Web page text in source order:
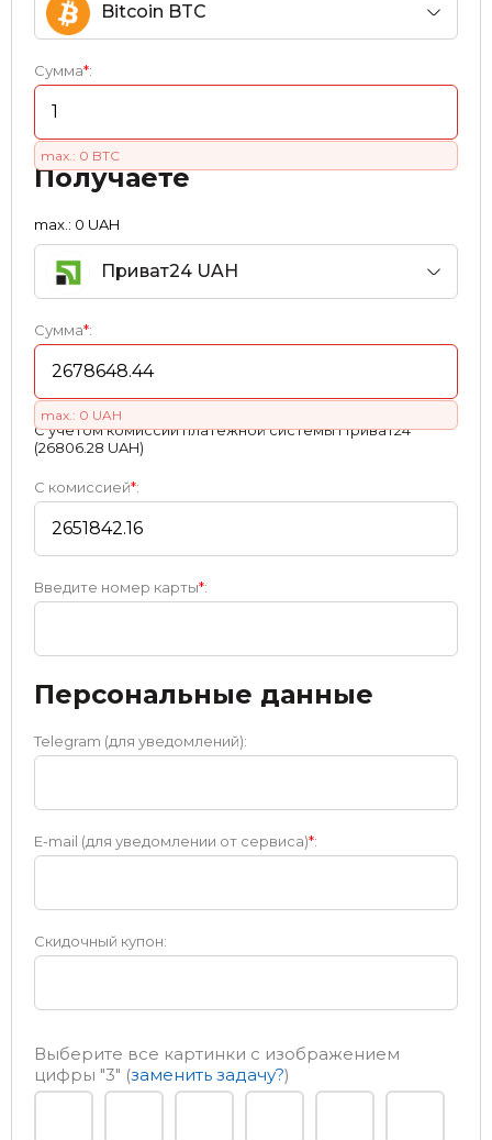
Bitcoin BTC
Сумма*:
max.: 0 BTC
Получаете
max.: 0 UAH
Приват24 UAH
Сумма*:
max.: 0 UAH
С учетом комиссии платежной системы Приват24
(26806.28 UAH)
С комиссией*:
Введите номер карты*:
Персональные данные
Telegram (для уведомлений):
E-mail (для уведомлении от сервиса)*:
Скидочный купон:
Выберите все картинки с изображением
цифры "3" (заменить задачу?)